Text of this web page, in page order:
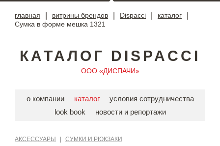
главная витрины брендов Dispacci каталог
Сумка в форме мешка 1321
КАТАЛОГ DISPACCI
ООО «ДИСПАЧИ»
о компании каталог
условия сотрудничества
look book
новости и репортажи
АКСЕССУАРЫ СУМКИ И РЮКЗАКИ